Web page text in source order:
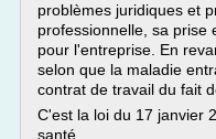
problèmes juridiques et
professionnelle, sa prise
pour l'entreprise. En
selon que la maladie
contrat de travail du fait
C'est la loi du 17 janvier
santé...